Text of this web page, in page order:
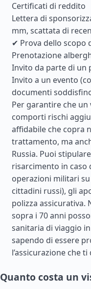
Certificati di reddito
Lettera di
mm, scattata di
✔ Prova dello scopo
Prenotazione
Invito da parte di un
Invito a un evento
documenti
Per garantire che
comporti rischi
affidabile che copra
trattamento, ma
Russia. Puoi
risarcimento in caso
operazioni militari
cittadini russi), gli
polizza assicurativa.
sopra i 70 anni
sanitaria di viaggio
sapendo di essere
l’assicurazione che
Quanto costa un